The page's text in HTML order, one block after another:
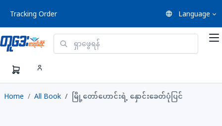
Tracking Order Language
Home All Book မြို့တော်ဟောင်းရဲ့ နှောင်းခေတ်ပုံပြင်